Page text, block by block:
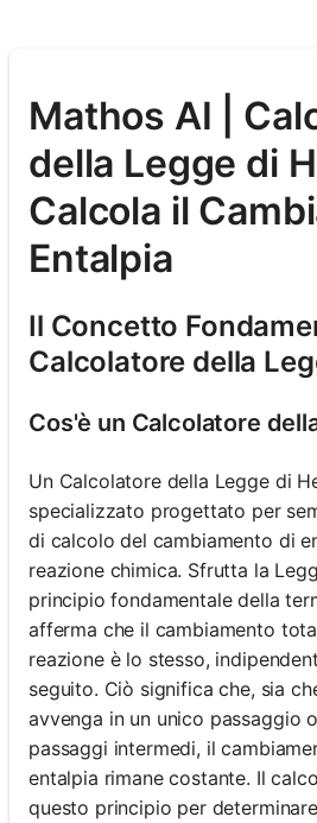
Mathos AI |
della Legge di
Calcola il
Entalpia
Il Concetto
Calcolatore della
Cos'è un Calcolatore
Un Calcolatore della Legge di
specializzato progettato per
di calcolo del cambiamento di
reazione chimica. Sfrutta la
principio fondamentale della
afferma che il cambiamento
reazione è lo stesso,
seguito. Ciò significa che, sia
avvenga in un unico passaggio
passaggi intermedi, il
entalpia rimane costante. Il
questo principio per